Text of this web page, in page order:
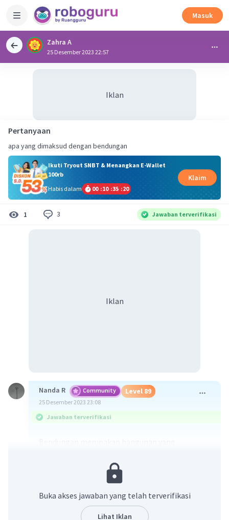
Masuk
Zahra A
25 Desember 2023 22:57
Iklan
Pertanyaan
apa yang dimaksud dengan bendungan
Ikuti Tryout SNBT & Menangkan E-Wallet
100rb
Habis dalam
00 :10 :35 :20
Klaim
1 3 Jawaban terverifikasi
Iklan
Nanda R Community Level 89
25 Desember 2023 23:08
Jawaban terverifikasi
sehingga membentuk suatu waduk dengan
Beri Rating Balas
Buka akses jawaban yang telah terverifikasi
Lihat Iklan